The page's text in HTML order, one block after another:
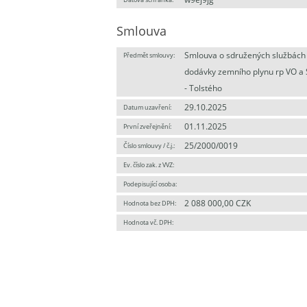
Smlouva
Předmět smlouvy:
Smlouva o sdružených službách
dodávky zemního plynu rp VO a
- Tolstého
Datum uzavření: 29.10.2025
První zveřejnění: 01.11.2025
Číslo smlouvy / č.j.: 25/2000/0019
Ev. číslo zak. z VVZ:
Podepisující osoba:
Hodnota bez DPH: 2 088 000,00 CZK
Hodnota vč. DPH: